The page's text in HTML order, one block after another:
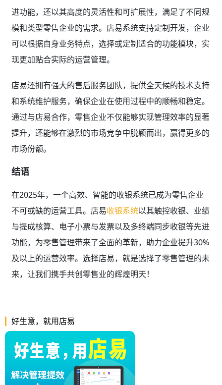
进功能，还以其高度的灵活性和可扩展性，满足了不同规
模和类型零售企业的需求。店易系统支持定制开发，企业
可以根据自身业务特点，选择或定制适合的功能模块，实
现更加贴合实际的运营管理。
店易还拥有强大的售后服务团队，提供全天候的技术支持
和系统维护服务，确保企业在使用过程中的顺畅和稳定。
通过与店易合作，零售企业不仅能够实现管理效率的显著
提升，还能够在激烈的市场竞争中脱颖而出，赢得更多的
市场份额。
结语
在2025年，一个高效、智能的收银系统已成为零售企业
不可或缺的运营工具。店易收银系统以其触控收银、业绩
与提成核算、电子小票与发票以及多终端同步收银等先进
功能，为零售管理带来了全面的革新，助力企业提升30%
及以上的运营效率。选择店易，就是选择了零售管理的未
来，让我们携手共创零售业的辉煌明天！
好生意，就用店易